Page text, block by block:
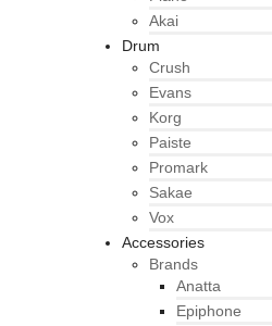
Akai
Drum
Crush
Evans
Korg
Paiste
Promark
Sakae
Vox
Accessories
Brands
Anatta
Epiphone